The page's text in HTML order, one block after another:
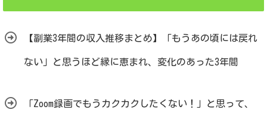
【副業3年間の収入推移まとめ】「もうあの頃には戻れ
ない」と思うほど縁に恵まれ、変化のあった3年間
「Zoom録画でもうカクカクしたくない！」と思って、